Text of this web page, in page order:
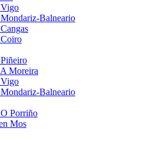
Vigo
Balneario
Coiro
A Moreira
Vigo
Balneario
Porriño
Mos